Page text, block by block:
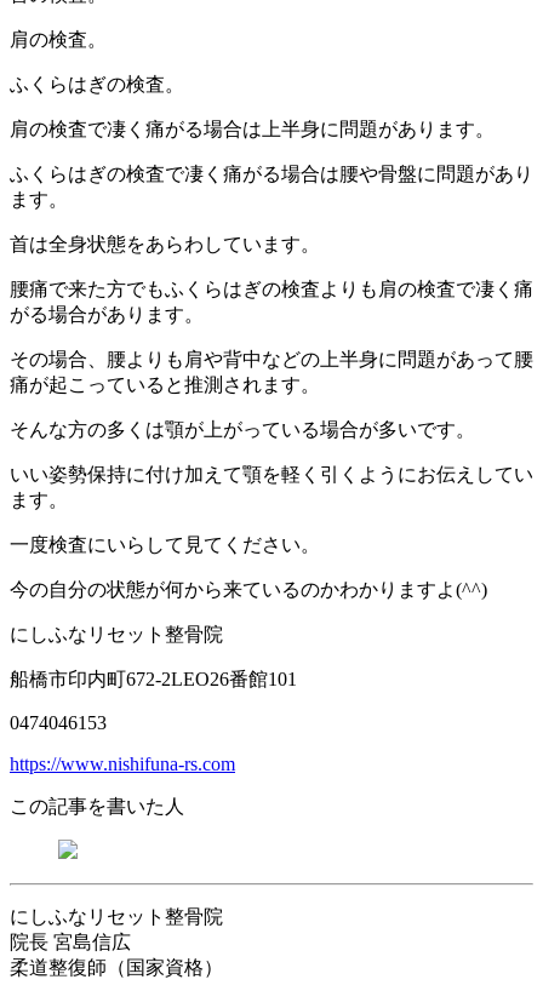
肩の検査。
ふくらはぎの検査。
肩の検査で凄く痛がる場合は上半身に問題があります。
ふくらはぎの検査で凄く痛がる場合は腰や骨盤に問題があり
ます。
首は全身状態をあらわしています。
腰痛で来た方でもふくらはぎの検査よりも肩の検査で凄く痛
がる場合があります。
その場合、腰よりも肩や背中などの上半身に問題があって腰
痛が起こっていると推測されます。
そんな方の多くは顎が上がっている場合が多いです。
いい姿勢保持に付け加えて顎を軽く引くようにお伝えしてい
ます。
一度検査にいらして見てください。
今の自分の状態が何から来ているのかわかりますよ(^^)
にしふなリセット整骨院
船橋市印内町672-2LEO26番館101
0474046153
https://www.nishifuna-rs.com
この記事を書いた人
にしふなリセット整骨院
院長 宮島信広
柔道整復師（国家資格）